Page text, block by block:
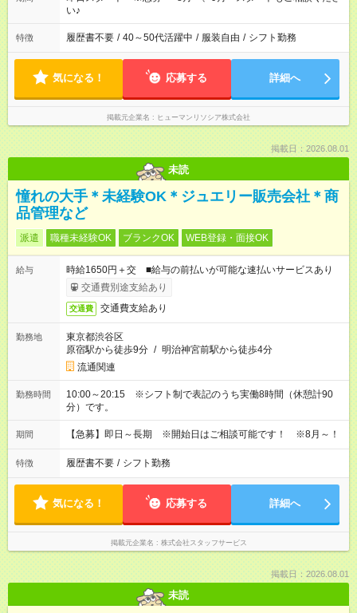
い♪
特徴 履歴書不要 / 40～50代活躍中 / 服装自由 / シフト勤務
気になる！ 応募する 詳細へ
掲載元企業名 ヒューマンリソシア株式会社
掲載日：2026.08.01
未読
憧れの大手＊未経験OK＊ジュエリー販売会社＊商
品管理など
派遣 職種未経験OK ブランクOK WEB登録・面接OK
給与
時給1650円＋交 ■給与の前払いが可能な速払いサービスあり
交通費別途支給あり
交通費 交通費支給あり
勤務地
東京都渋谷区
原宿駅から徒歩9分 / 明治神宮前駅から徒歩4分
流通関連
勤務時間
10:00～20:15 ※シフト制で表記のうち実働8時間（休憩計90
分）です。
期間 【急募】即日～長期 ※開始日はご相談可能です！ ※8月～！
特徴 履歴書不要 / シフト勤務
気になる！ 応募する 詳細へ
掲載元企業名 株式会社スタッフサービス
掲載日：2026.08.01
未読